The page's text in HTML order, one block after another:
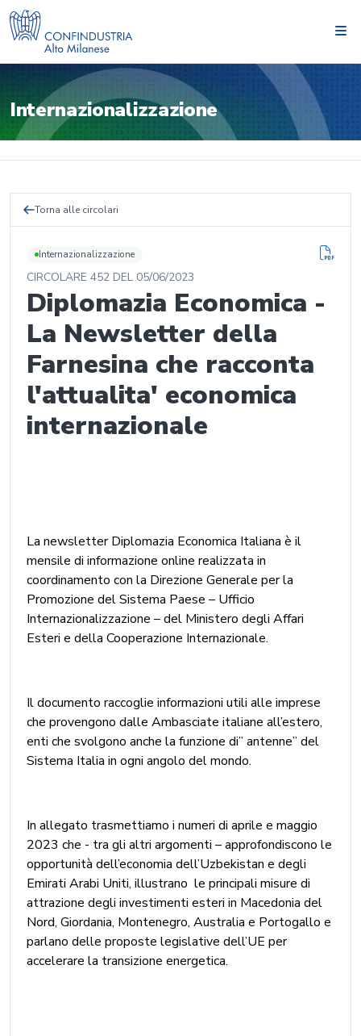
Internazionalizzazione
Torna alle circolari
Internazionalizzazione
CIRCOLARE 452 DEL 05/06/2023
Diplomazia Economica -
La Newsletter della
Farnesina che racconta
l'attualita' economica
internazionale
La newsletter Diplomazia Economica Italiana è il
mensile di informazione online realizzata in
coordinamento con la Direzione Generale per la
Promozione del Sistema Paese – Ufficio
Internazionalizzazione – del Ministero degli Affari
Esteri e della Cooperazione Internazionale.
Il documento raccoglie informazioni utili alle imprese
che provengono dalle Ambasciate italiane all’estero,
enti che svolgono anche la funzione di” antenne” del
Sistema Italia in ogni angolo del mondo.
In allegato trasmettiamo i numeri di aprile e maggio
2023 che - tra gli altri argomenti – approfondiscono le
opportunità dell’economia dell’Uzbekistan e degli
Emirati Arabi Uniti, illustrano le principali misure di
attrazione degli investimenti esteri in Macedonia del
Nord, Giordania, Montenegro, Australia e Portogallo e
parlano delle proposte legislative dell’UE per
accelerare la transizione energetica.